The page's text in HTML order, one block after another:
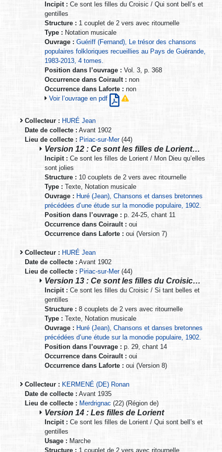
Incipit : Ce sont les filles du Croisic / Qui sont bell’s et
gentilles
Structure : 1 couplet de 2 vers avec ritournelle
Type : Notation musicale
Ouvrage : Guériff (Fernand), Le trésor des chansons
populaires folkloriques recueillies au Pays de Guérande,
1983-2013, 4 tomes.
Position dans l’ouvrage : Vol. 3, p. 368
Occurrence dans Coirault : non
Occurrence dans Laforte : non
Voir l’ouvrage en pdf
Collecteur : HURÉ Jean
Date de collecte : Avant 1902
Lieu de collecte : Piriac-sur-Mer(44)
Version 12 : Ce sont les filles de Lorient…
Incipit : Ce sont les filles de Lorient / Mon Dieu qu’elles
sont jolies
Structure : 10 couplets de 2 vers avec ritournelle
Type : Texte, Notation musicale
Ouvrage : Huré (Jean), Chansons et danses bretonnes
précédées d’une étude sur la monodie populaire, 1902.
Position dans l’ouvrage : p. 24-25, chant 11
Occurrence dans Coirault : oui
Occurrence dans Laforte : oui (Version 7)
Collecteur : HURÉ Jean
Date de collecte : Avant 1902
Lieu de collecte : Piriac-sur-Mer(44)
Version 13 : Ce sont les filles du Croisic…
Incipit : Ce sont les filles du Croisic / Si tant belles et
gentilles
Structure : 8 couplets de 2 vers avec ritournelle
Type : Texte, Notation musicale
Ouvrage : Huré (Jean), Chansons et danses bretonnes
précédées d’une étude sur la monodie populaire, 1902.
Position dans l’ouvrage : p. 29, chant 14
Occurrence dans Coirault : oui
Occurrence dans Laforte : oui (Version 8)
Collecteur : KERMENÉ (DE) Ronan
Date de collecte : Avant 1935
Lieu de collecte : Merdrignac (22) (Région de)
Version 14 : Les filles de Lorient
Incipit : Ce sont les filles de Lorient / Qui sont bell’s et
gentilles
Usage : Marche
Structure : 1 couplet de 2 vers avec ritournelle